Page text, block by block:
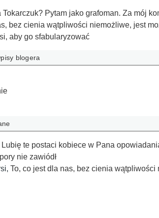
Tokarczuk? Pytam jako grafoman. Za mój
bez cienia wątpliwości niemożliwe, jest
aby go sfabularyzować
blogera
Lubię te postaci kobiece w Pana
nie zawiódł
, To, co jest dla nas, bez cienia